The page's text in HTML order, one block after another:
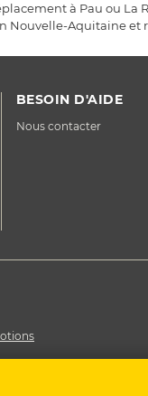
à Pau ou La
Nouvelle-Aquitaine et
BESOIN D'AIDE
Nous contacter